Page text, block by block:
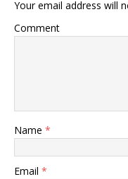
Your email address will
Comment
Name *
Email *